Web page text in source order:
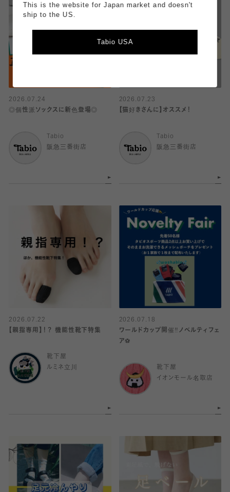
2026.07.24
◎個性派ソックスに新色登場◎
Tabio
阪急三番街店
2026.07.23
【猫好きさんに】オススメ！
Tabio
阪急三番街店
2026.07.22
【親指専用】！？ 機能性靴下特集
靴下屋
ルミネ立川
2026.07.18
ワールドカップ開催‼️ノベルティフェ
ア⚽️
靴下屋
イオンモール名取店
This is the website for Japan market and doesn't
ship to the US.
Tabio USA